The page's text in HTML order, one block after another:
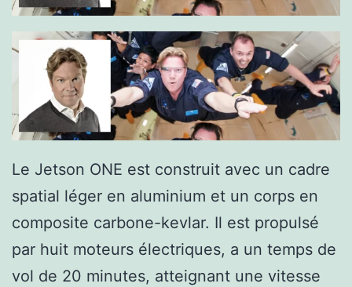
Le Jetson ONE est construit avec un cadre
spatial léger en aluminium et un corps en
composite carbone-kevlar. Il est propulsé
par huit moteurs électriques, a un temps de
vol de 20 minutes, atteignant une vitesse